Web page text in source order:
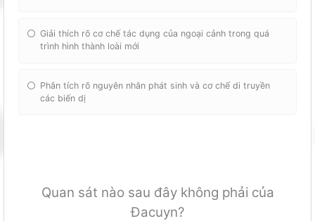
Giải thích rõ cơ chế tác dụng của ngoại cảnh trong quá
trình hình thành loài mới
Phân tích rõ nguyên nhân phát sinh và cơ chế di truyền
các biến dị
Quan sát nào sau đây không phải của
Đacuyn?